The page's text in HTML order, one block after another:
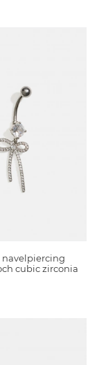
navelpiercing
cubic zirconia